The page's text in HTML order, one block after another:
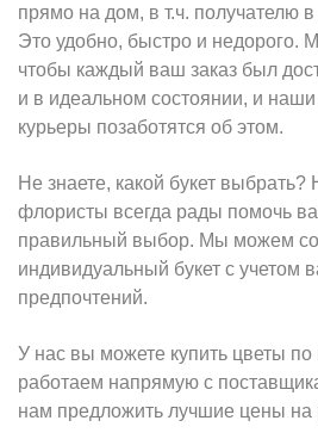
прямо на дом, в т.ч. получателю
Это удобно, быстро и недорого.
чтобы каждый ваш заказ был
и в идеальном состоянии, и
курьеры позаботятся об этом.
Не знаете, какой букет
флористы всегда рады помочь
правильный выбор. Мы можем
индивидуальный букет с учетом
предпочтений.
У нас вы можете купить цветы по
работаем напрямую с
нам предложить лучшие цены на